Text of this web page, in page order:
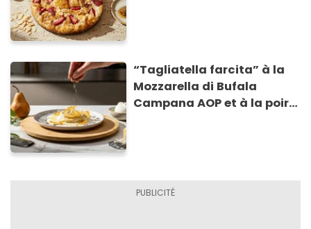
“Tagliatella farcita” à la
Mozzarella di Bufala
Campana AOP et à la poire